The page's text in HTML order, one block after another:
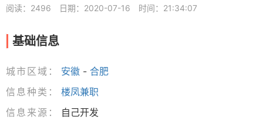
阅读：2496 日期：2020-07-16 时间：21:34:07
基础信息
城市区域： 安徽 - 合肥
信息种类：
楼凤兼职
信息来源：
自己开发